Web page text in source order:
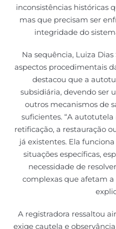
inconsistências históricas
mas que precisam ser
integridade do
Na sequência, Luiza
aspectos procedimentais
destacou que a
subsidiária, devendo ser
outros mecanismos de
suficientes. “A
retificação, a restauração
já existentes. Ela
situações específicas,
necessidade de
complexas que afetam a
A registradora ressaltou
exige cautela e